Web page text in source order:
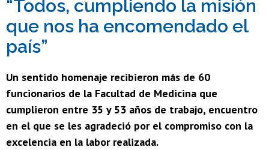
Egresadas/os
“Todos, cumpliendo la misión
que nos ha encomendado el
país”
Un sentido homenaje recibieron más de 60
funcionarios de la Facultad de Medicina que
cumplieron entre 35 y 53 años de trabajo, encuentro
en el que se les agradeció por el compromiso con la
excelencia en la labor realizada.